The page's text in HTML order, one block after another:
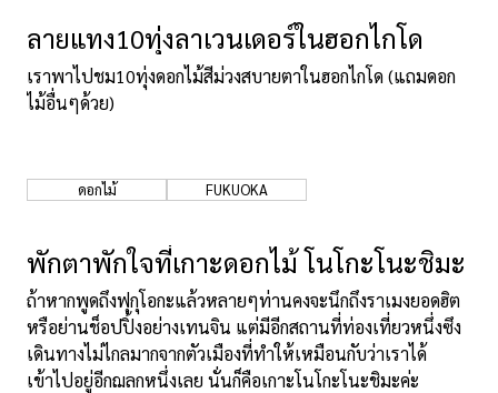
ลายแทง10ทุ่งลาเวนเดอร์ในฮอกไกโด
เราพาไปชม10ทุ่งดอกไม้สีม่วงสบายตาในฮอกไกโด (แถมดอก
ไม้อื่นๆด้วย)
ดอกไม้ FUKUOKA
พักตาพักใจที่เกาะดอกไม้ โนโกะโนะชิมะ
ถ้าหากพูดถึงฟุกุโอกะแล้วหลายๆท่านคงจะนึกถึงราเมงยอดฮิต
หรือย่านช็อปปิ้งอย่างเทนจิน แต่มีอีกสถานที่ท่องเที่ยวหนึ่งซึง
เดินทางไม่ไกลมากจากตัวเมืองที่ทำให้เหมือนกับว่าเราได้
เข้าไปอยู่อีกฌลกหนึ่งเลย นั่นก็คือเกาะโนโกะโนะชิมะค่ะ